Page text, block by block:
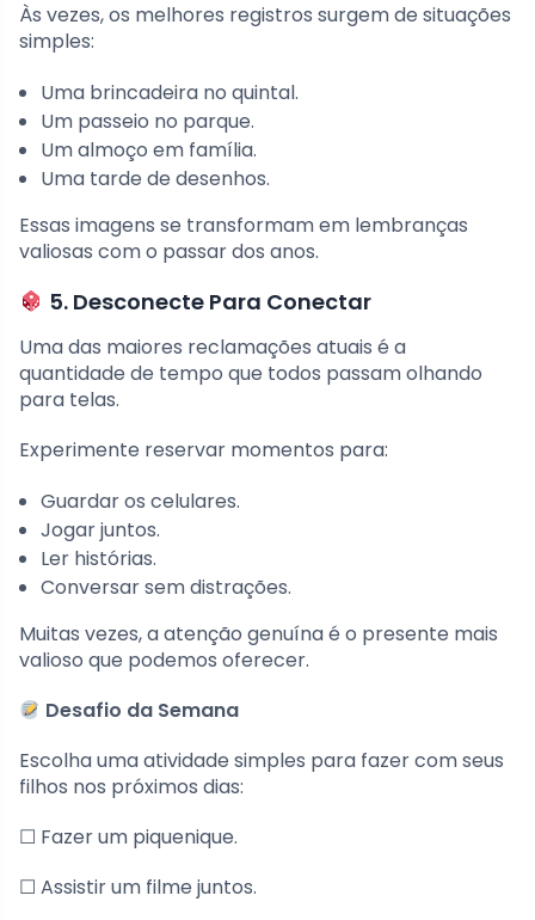
Às vezes, os melhores registros surgem de situações
simples:
Uma brincadeira no quintal.
Um passeio no parque.
Um almoço em família.
Uma tarde de desenhos.
Essas imagens se transformam em lembranças
valiosas com o passar dos anos.
5. Desconecte Para Conectar
Uma das maiores reclamações atuais é a
quantidade de tempo que todos passam olhando
para telas.
Experimente reservar momentos para:
Guardar os celulares.
Jogar juntos.
Ler histórias.
Conversar sem distrações.
Muitas vezes, a atenção genuína é o presente mais
valioso que podemos oferecer.
Desafio da Semana
Escolha uma atividade simples para fazer com seus
filhos nos próximos dias:
☐ Fazer um piquenique.
☐ Assistir um filme juntos.